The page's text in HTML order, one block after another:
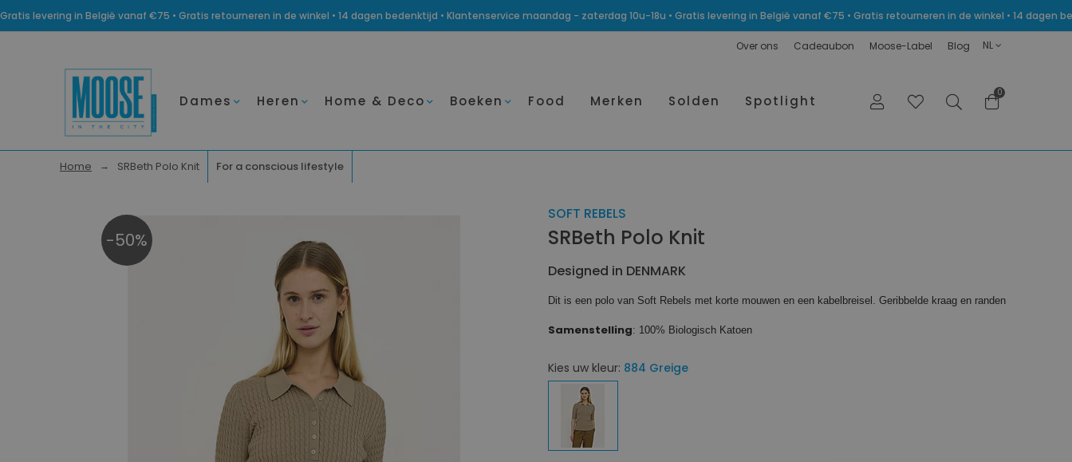
Gratis levering in België vanaf €75 • Gratis retourneren in de winkel • 14 dagen bedenktijd • Klantenservice maandag - zaterdag 10u-18u • Gratis levering in België vanaf €75 • Gratis retourneren in de winkel • 14
Over ons Cadeaubon Moose-Label Blog NL
Dames Heren Home & Deco Boeken Food Merken Solden Spotlight
0
Home SRBeth Polo Knit For a conscious lifestyle
-50%
SOFT REBELS
SRBeth Polo Knit
Designed in DENMARK
Dit is een polo van Soft Rebels met korte mouwen en een kabelbreisel. Geribbelde kraag en randen
Samenstelling: 100% Biologisch Katoen
Kies uw kleur: 884 Greige